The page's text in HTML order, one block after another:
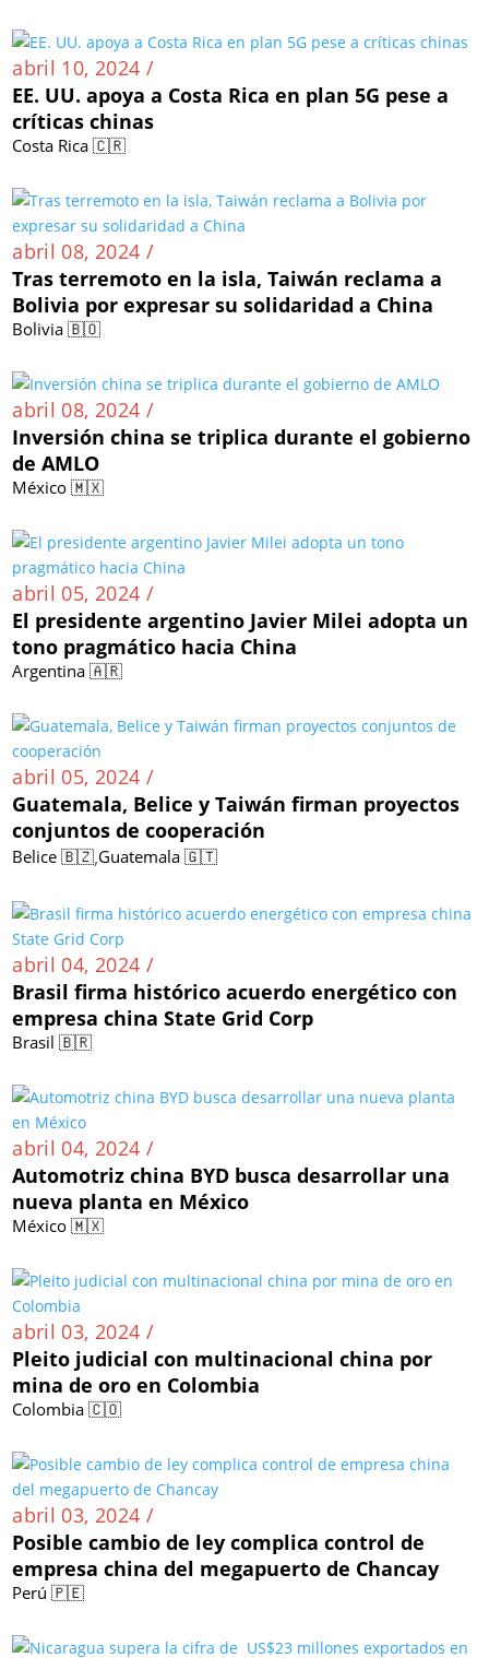
abril 10, 2024 /
EE. UU. apoya a Costa Rica en plan 5G pese a
críticas chinas
Costa Rica 🇨🇷
abril 08, 2024 /
Tras terremoto en la isla, Taiwán reclama a
Bolivia por expresar su solidaridad a China
Bolivia 🇧🇴
abril 08, 2024 /
Inversión china se triplica durante el gobierno
de AMLO
México 🇲🇽
abril 05, 2024 /
El presidente argentino Javier Milei adopta un
tono pragmático hacia China
Argentina 🇦🇷
abril 05, 2024 /
Guatemala, Belice y Taiwán firman proyectos
conjuntos de cooperación
Belice 🇧🇿,Guatemala 🇬🇹
abril 04, 2024 /
Brasil firma histórico acuerdo energético con
empresa china State Grid Corp
Brasil 🇧🇷
abril 04, 2024 /
Automotriz china BYD busca desarrollar una
nueva planta en México
México 🇲🇽
abril 03, 2024 /
Pleito judicial con multinacional china por
mina de oro en Colombia
Colombia 🇨🇴
abril 03, 2024 /
Posible cambio de ley complica control de
empresa china del megapuerto de Chancay
Perú 🇵🇪